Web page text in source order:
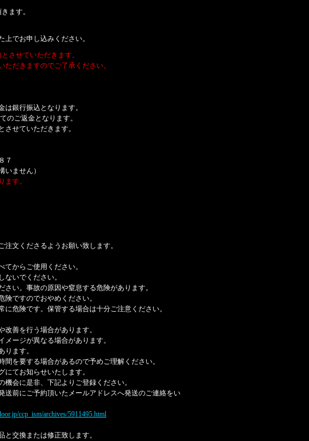
ます。
でお申し込みください。
させていただきます。
だきますのでご了承ください。
は銀行振込となります。
のご返金となります。
せていただきます。
７
いません）
す。
文くださるようお願い致します。
てからご使用ください。
いでください。
い。事故の原因や窒息する危険があります。
険ですのでおやめください。
危険です。保管する場合は十分ご注意ください。
改善を行う場合があります。
メージが異なる場合があります。
ります。
を要する場合があるので予めご理解ください。
にてお知らせいたします。
会に是非、下記よりご登録ください。
送前にご予約頂いたメールアドレスへ発送のご連絡をい
ccp_ism/archives/5911495.html
と交換または修正致します。